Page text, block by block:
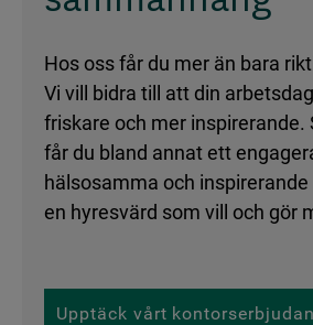
Hos oss får du mer än bara
Vi vill bidra till att din
friskare och mer inspirerande.
får du bland annat ett
hälsosamma och
en hyresvärd som vill och gör
Upptäck vårt